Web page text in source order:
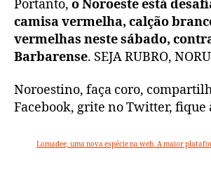
Portanto, o Noroeste está
camisa vermelha, calção
vermelhas neste sábado,
Barbarense. SEJA RUBRO,
Noroestino, faça coro,
Facebook, grite no Twitter, fique
Lomadee, uma nova espécie na web. A maior